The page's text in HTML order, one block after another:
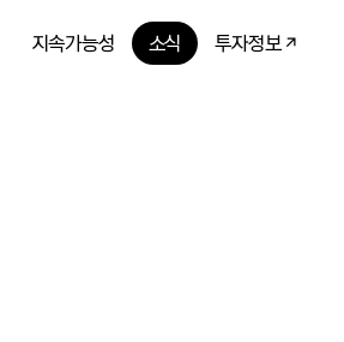
지속가능성 소식 투자정보